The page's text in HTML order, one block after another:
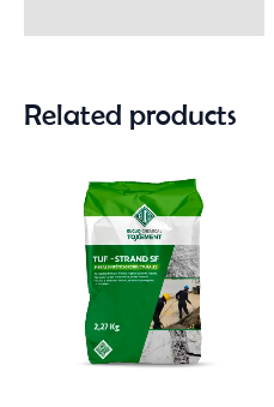
Related products